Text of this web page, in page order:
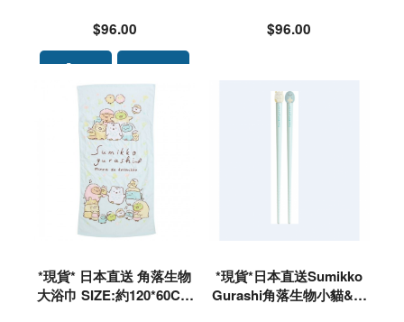
$96.00
$96.00
*現貨* 日本直送 角落生物
大浴巾 SIZE:約120*60CM
*現貨*日本直送Sumikko
Gurashi角落生物小貓&蜥